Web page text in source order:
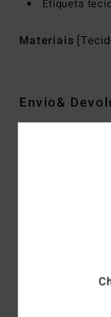
Etiqueta
Materiais
Envio&